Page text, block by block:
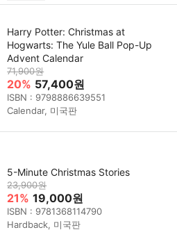
Harry Potter: Christmas at
Hogwarts: The Yule Ball Pop-Up
Advent Calendar
71,900원
20% 57,400원
ISBN : 9798886639551
Calendar, 미국판
5-Minute Christmas Stories
23,900원
21% 19,000원
ISBN : 9781368114790
Hardback, 미국판